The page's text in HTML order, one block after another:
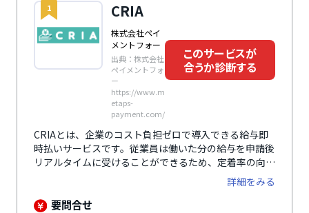
1 CRIA
株式会社ペイ
メントフォー
出典：株式会社
ペイメントフォ
ー
https://www.m
etaps-
payment.com/
このサービスが
合うか診断する
CRIAとは、企業のコスト負担ゼロで導入できる給与即
時払いサービスです。従業員は働いた分の給与を申請後
リアルタイムに受けることができるため、定着率の向上
が期待できます。「日払い週払い」や「給与前払い」と
いったワードを気にする求人者にも強くアピールするこ
とができ、求人応募数の増加にもつながります。サービ
詳細をみる
要問合せ